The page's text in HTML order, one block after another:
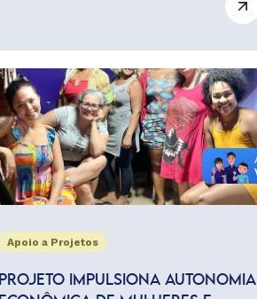
Apoio a Projetos
PROJETO IMPULSIONA AUTONOMIA